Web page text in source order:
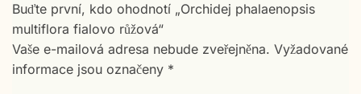
Buďte první, kdo ohodnotí „Orchidej phalaenopsis
multiflora fialovo růžová“
Vaše e-mailová adresa nebude zveřejněna. Vyžadované
informace jsou označeny *